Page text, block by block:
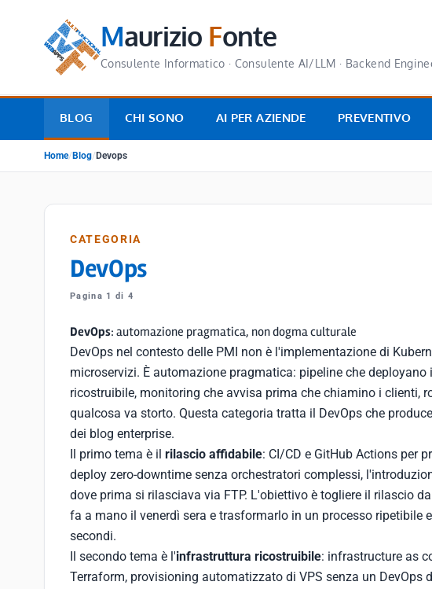
Maurizio Fonte
Consulente Informatico · Consulente AI/LLM · Backend
BLOG CHI SONO AI PER AZIENDE PREVENTIVO
Home/ Blog/ Devops
CATEGORIA
DevOps
Pagina 1 di 4
DevOps: automazione pragmatica, non dogma culturale
DevOps nel contesto delle PMI non è l'implementazione di
microservizi. È automazione pragmatica: pipeline che
ricostruibile, monitoring che avvisa prima che chiamino i clienti,
qualcosa va storto. Questa categoria tratta il DevOps che
dei blog enterprise.
Il primo tema è il rilascio affidabile: CI/CD e GitHub Actions per
deploy zero-downtime senza orchestratori complessi,
dove prima si rilasciava via FTP. L'obiettivo è togliere il rilascio
fa a mano il venerdì sera e trasformarlo in un processo ripetibile
secondi.
Il secondo tema è l'infrastruttura ricostruibile: infrastructure as
Terraform, provisioning automatizzato di VPS senza un DevOps